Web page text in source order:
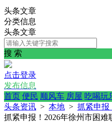
头条文章
分类信息
头条文章
搜 索
点击登录
发布信息
首页 便民 顺风车 房屋 吃喝玩
头条资讯 > 本地 > 抓紧申报
抓紧申报！2026年徐州市困难